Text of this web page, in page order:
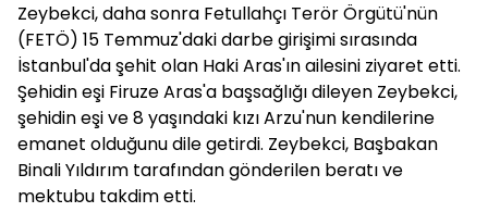
Zeybekci, daha sonra Fetullahçı Terör Örgütü'nün
(FETÖ) 15 Temmuz'daki darbe girişimi sırasında
İstanbul'da şehit olan Haki Aras'ın ailesini ziyaret etti.
Şehidin eşi Firuze Aras'a başsağlığı dileyen Zeybekci,
şehidin eşi ve 8 yaşındaki kızı Arzu'nun kendilerine
emanet olduğunu dile getirdi. Zeybekci, Başbakan
Binali Yıldırım tarafından gönderilen beratı ve
mektubu takdim etti.